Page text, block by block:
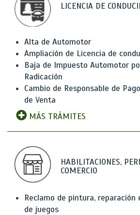
LICENCIA DE
Alta de Automotor
Ampliación de Licencia de
Baja de Impuesto Automotor
Radicación
Cambio de Responsable de
de Venta
MÁS TRÁMITES
HABILITACIONES,
COMERCIO
Reclamo de pintura, reparación
de juegos